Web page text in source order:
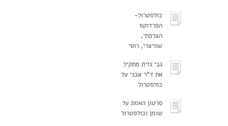
כולסטרול-
הפרדוקס
הצרפתי,
שוויצרי, רוסי
גבי גזית מתקיל
את ד"ר אבני על
כולסטרול
סרטון האמת על
שומן וכולסטרול